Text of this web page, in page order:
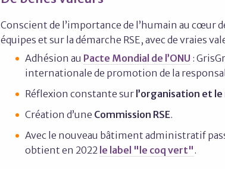
Conscient de l’importance de l’humain au cœur
équipes et sur la démarche RSE, avec de vraies
Adhésion au Pacte Mondial de l’ONU :
internationale de promotion de la
Réflexion constante sur l’organisation et
Création d’une Commission RSE.
Avec le nouveau bâtiment administratif
obtient en 2022 le label "le coq vert"